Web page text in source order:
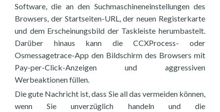
Software, die an den Suchmaschineneinstellungen des
Browsers, der Startseiten-URL, der neuen Registerkarte
und dem Erscheinungsbild der Taskleiste herumbastelt.
Darüber hinaus kann die CCXProcess- oder
Osmessagetrace-App den Bildschirm des Browsers mit
Pay-per-Click-Anzeigen und aggressiven
Werbeaktionen füllen.
Die gute Nachricht ist, dass Sie all das vermeiden können,
wenn Sie unverzüglich handeln und die